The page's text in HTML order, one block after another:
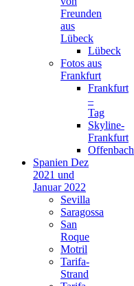
Freunden
aus
Lübeck
Lübeck
Fotos aus
Frankfurt
Frankfurt
–
Tag
Skyline-
Frankfurt
Offenbach
Spanien Dez
2021 und
Januar 2022
Sevilla
Saragossa
San
Roque
Motril
Tarifa-
Strand